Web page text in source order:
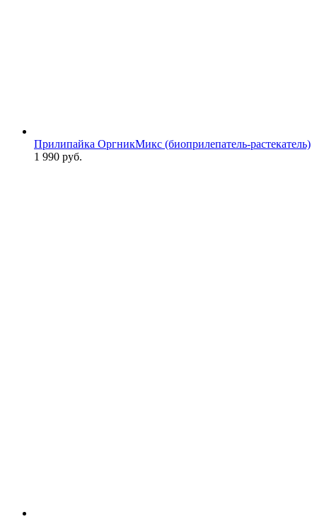
Прилипайка ОргникМикс (биоприлепатель-растекатель)
1 990 руб.